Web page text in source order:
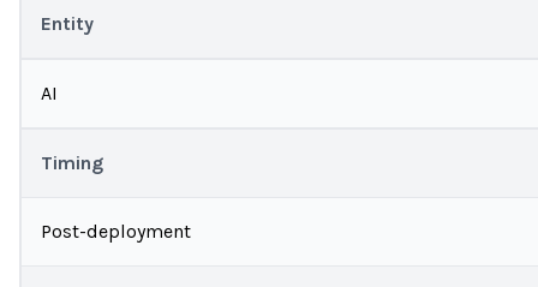
Entity
AI
Timing
Post-deployment